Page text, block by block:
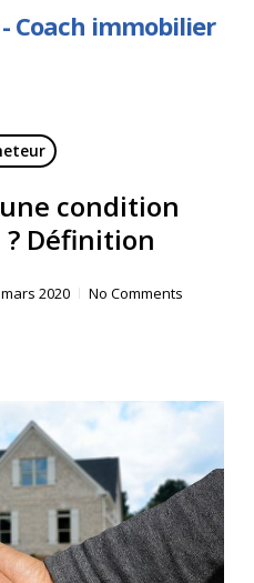
Coach immobilier
condition
Définition
2020 No Comments